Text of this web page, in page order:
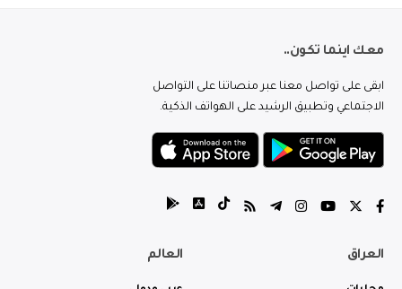
معك اينما تكون..
ابقى على تواصل معنا عبر منصاتنا على التواصل
الاجتماعي وتطبيق الرشيد على الهواتف الذكية.
العراق العالم